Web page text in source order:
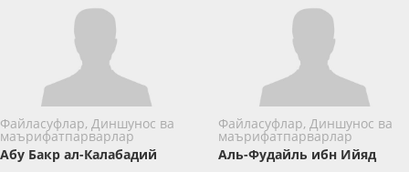
Файласуфлар, Диншунос ва
маърифатпарварлар
Абу Бакр ал-Калабадий
Файласуфлар, Диншунос ва
маърифатпарварлар
Аль-Фудайль ибн Ийяд